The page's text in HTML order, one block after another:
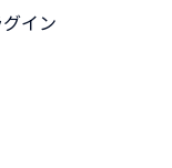
イン